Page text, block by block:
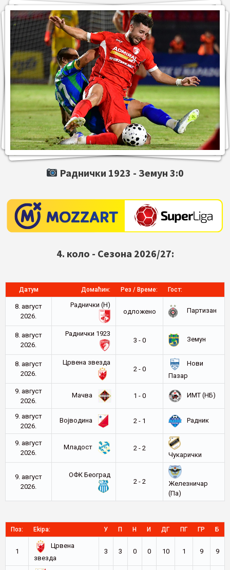
Раднички 1923 -Земун 3:0
4. коло - Сезона 2026/27:
Датум Домаћин: Рез / Време: Гост:
8. август
2026.
Раднички (Н)
oдложено
Партизан
8. август
2026.
Раднички 1923
3 - 0
Земун
8. август
2026.
Црвена звезда
2 - 0
Нови
Пазар
9. август
2026.
Мачва 1 - 0 ИМТ (НБ)
9. август
2026.
Војводина 2 - 1 Радник
9. август
2026.
Младост
2 - 2
Чукарички
9. август
2026.
ОФК Београд
2 - 2
Железничар
(Па)
Поз: Ekipa: У П Н И ДГ ПГ ГР Б
1
Црвена
звезда
3 3 0 0 10 1 9 9